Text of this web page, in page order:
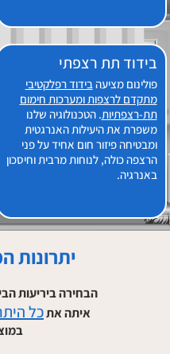
בידוד תת רצפתי
פולינום מציעה בידוד רפלקטיבי
מתקדם לרצפות ומערכות חימום
תת-רצפתיות. הטכנולוגיה שלנו
משפרת את היעילות האנרגטית
ומבטיחה פיזור חום אחיד על פני
הרצפה כולה, לנוחות מרבית וחיסכון
באנרגיה.
יתרונות
הבחירה ביריעות
איתה אתכל